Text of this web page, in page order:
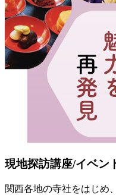
現地探訪講座/イベン
関西各地の寺社をはじめ